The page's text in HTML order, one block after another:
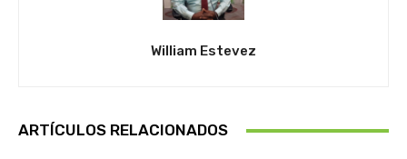
William Estevez
ARTÍCULOS RELACIONADOS